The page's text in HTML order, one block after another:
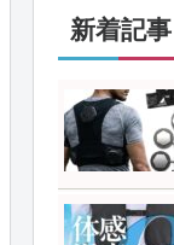
新着記事